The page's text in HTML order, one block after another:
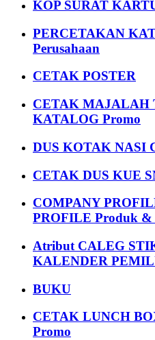
KOP SURAT
PERCETAKAN
Perusahaan
CETAK POSTER
CETAK MAJALAH
KATALOG Promo
DUS KOTAK NASI
CETAK DUS KUE
COMPANY
PROFILE Produk &
Atribut CALEG
KALENDER
BUKU
CETAK LUNCH
Promo